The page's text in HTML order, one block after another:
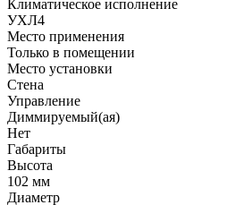
Климатическое исполнение
УХЛ4
Место применения
Только в помещении
Место установки
Стена
Управление
Диммируемый(ая)
Нет
Габариты
Высота
102 мм
Диаметр